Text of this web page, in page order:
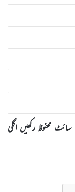
محفوظ رکھیں اگلی